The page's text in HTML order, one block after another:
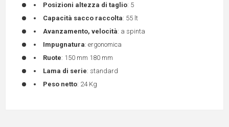
Posizioni altezza di taglio: 5
Capacità sacco raccolta: 55 lt
Avanzamento, velocità: a spinta
Impugnatura: ergonomica
Ruote: 150 mm 180 mm
Lama di serie: standard
Peso netto: 24 Kg